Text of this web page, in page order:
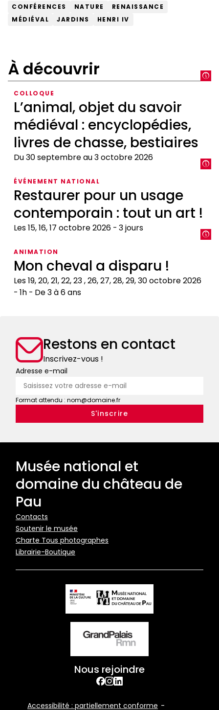
CONFÉRENCES NATURE
RENAISSANCE
MÉDIÉVAL
JARDINS HENRI IV
À découvrir
L’animal, objet du savoir
médiéval : encyclopédies,
livres de chasse, bestiaires
Du 30 septembre au 3 octobre 2026
COLLOQUE
L’animal,
objet
du
savoir
médiéval
livres
de
chasse,
bestiaires
Restaurer pour un usage
contemporain : tout un art !
Les 15, 16, 17 octobre 2026 3 jours
ÉVÉNEMENT NATIONAL
pour
un
usage
contemporain
art
Mon cheval a disparu !
Les 19, 20, 21, 22, 23 , 26, 27, 28, 29, 30 octobre 2026
1h
De 3 à 6 ans
ANIMATION
disparu
Restons en contact
Inscrivez-vous !
Adresse e-mail
Format attendu : nom@domaine.fr
Musée national et
domaine du château de
Pau
Pied
de
page
Contacts
Soutenir le musée
Charte Tous photographes
Librairie-Boutique
Nous rejoindre
facebook
Instagram
Accessibilité : partiellement conforme